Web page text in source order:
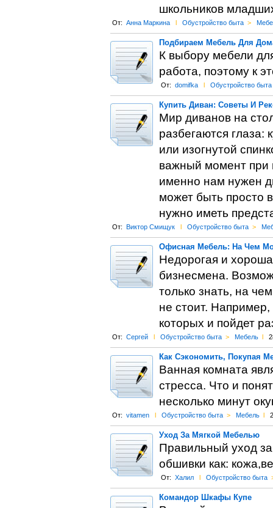
школьников
От: Анна Маркина l Обустройство быта >
Подбираем Мебель Для
К выбору мебели
работа, поэтому к
От: domifka l Обустройство быта
Купить Диван: Советы И
Мир диванов на
разбегаются
или изогнутой
важный момент при
именно нам нужен
может быть просто
нужно иметь
От: Виктор Смищук l Обустройство быта >
Офисная Мебель: На Чем
Недорогая и
бизнесмена.
только знать, на
не стоит.
которых и пойдет
От: Сергей l Обустройство быта > Мебель l
Как Сэкономить, Покупая
Ванная комната
стресса. Что и
несколько минут
От: vitamen l Обустройство быта > Мебель l
Уход За Мягкой Мебелью
Правильный уход
обшивки как:
От: Халил l Обустройство быта
Командор Шкафы Купе